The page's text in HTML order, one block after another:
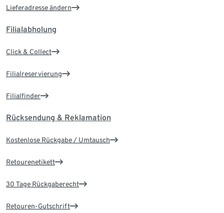
Lieferadresse ändern
Filialabholung
Click & Collect
Filialreservierung
Filialfinder
Rücksendung & Reklamation
Kostenlose Rückgabe / Umtausch
Retourenetikett
30 Tage Rückgaberecht
Retouren-Gutschrift